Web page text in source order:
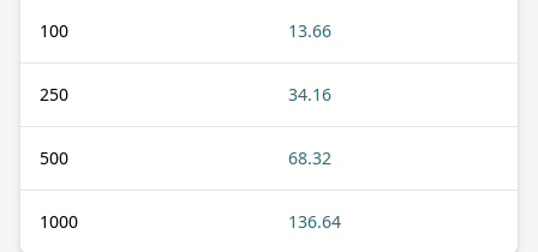
100 13.66
250 34.16
500 68.32
1000 136.64